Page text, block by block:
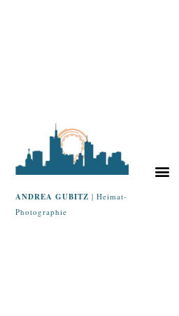
ANDREA GUBITZ | Heimat-
Photographie